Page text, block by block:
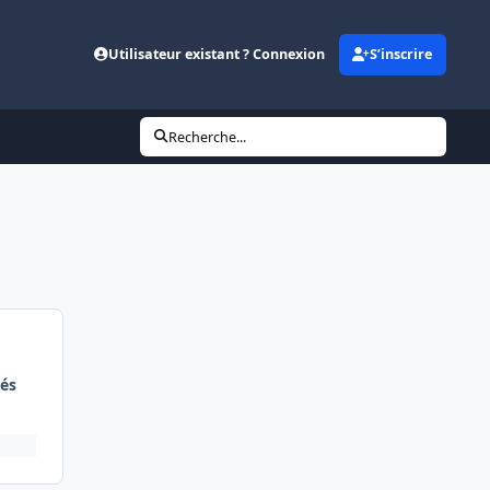
Utilisateur existant ? Connexion S’inscrire
Recherche...